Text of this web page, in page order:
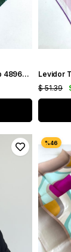
Levidor Tivil Saf İpek Eşarp 48960 Yeşil Karışık Desen
$ 51.39